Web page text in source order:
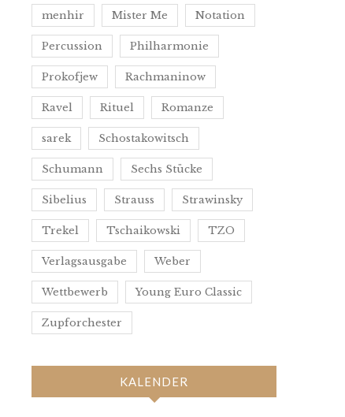
menhir Mister Me Notation
Percussion Philharmonie
Prokofjew Rachmaninow
Ravel Rituel Romanze
sarek Schostakowitsch
Schumann Sechs Stücke
Sibelius Strauss Strawinsky
Trekel Tschaikowski TZO
Verlagsausgabe Weber
Wettbewerb Young Euro Classic
Zupforchester
KALENDER